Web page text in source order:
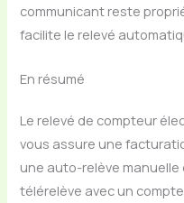
communicant reste
facilite le relevé
En résumé
Le relevé de compteur
vous assure une
une auto-relève
télérelève avec un